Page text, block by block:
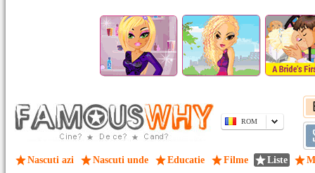
ROM
Nascuti azi Nascuti unde Educatie Filme Liste